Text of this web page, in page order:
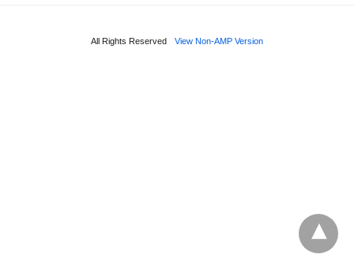
All Rights Reserved View Non-AMP Version